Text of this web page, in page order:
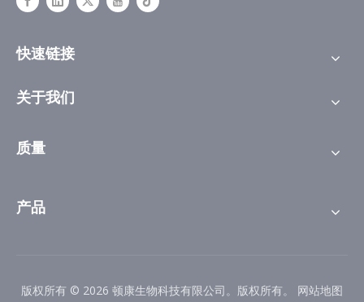
快速链接
关于我们
质量
产品
版权所有 © 2026 顿康生物科技有限公司。版权所有。 网站地图